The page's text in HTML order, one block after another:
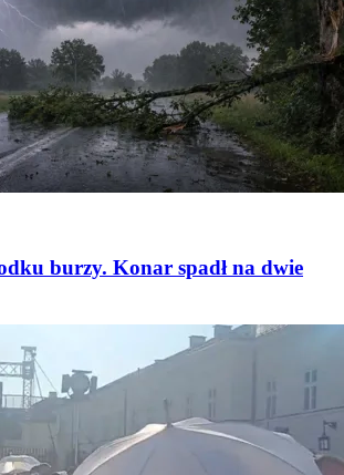
burzy. Konar spadł na dwie